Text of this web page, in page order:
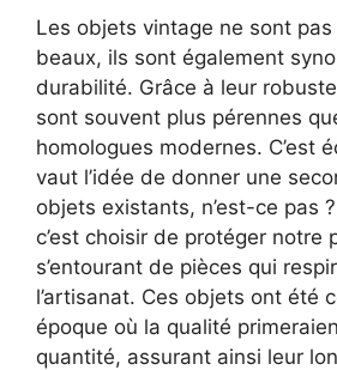
Les objets vintage ne sont
beaux, ils sont également
durabilité. Grâce à leur
sont souvent plus pérennes
homologues modernes. C’est
vaut l’idée de donner une
objets existants, n’est-ce pas
c’est choisir de protéger notre
s’entourant de pièces qui
l’artisanat. Ces objets ont été
époque où la qualité
quantité, assurant ainsi leur